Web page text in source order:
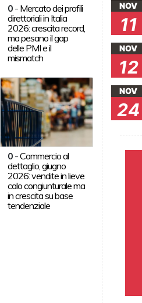
0 - Mercato dei profili
direttoriali in Italia
2026: crescita record,
ma pesano il gap
delle PMI e il
mismatch
0 -Commercio al
dettaglio, giugno
2026: vendite in lieve
calo congiunturale ma
in crescita su base
tendenziale
NOV
11
NOV
12
NOV
24